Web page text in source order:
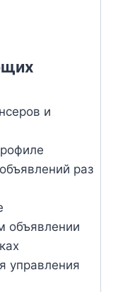
и
раз
объявлении
управления